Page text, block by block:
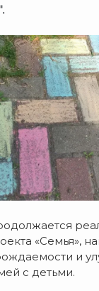
«Семья»,
и
с детьми.